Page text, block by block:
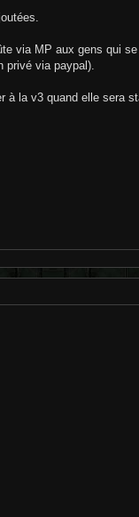
via MP aux gens qui
privé via paypal).
la v3 quand elle sera